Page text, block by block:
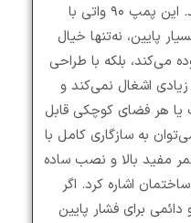
فشار را در لحظه افزایش می‌دهد. این پمپ ۹۰ واتی با
پایین، نه‌تنها خیال
می‌کند، بلکه با طراحی
اشغال نمی‌کند و
یا هر فضای کوچکی قابل
به سازگاری کامل با
مفید بالا و نصب ساده
اشاره کرد. اگر
دائمی برای فشار پایین